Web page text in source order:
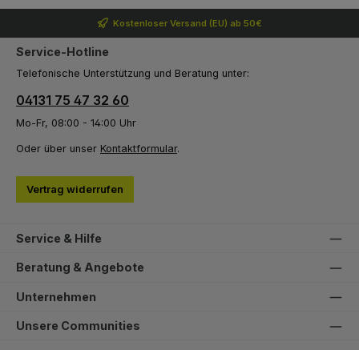
Kostenloser Versand (EU) ab 50€
Service-Hotline
Telefonische Unterstützung und Beratung unter:
04131 75 47 32 60
Mo-Fr, 08:00 - 14:00 Uhr
Oder über unser Kontaktformular.
Vertrag widerrufen
Service & Hilfe
Beratung & Angebote
Unternehmen
Unsere Communities